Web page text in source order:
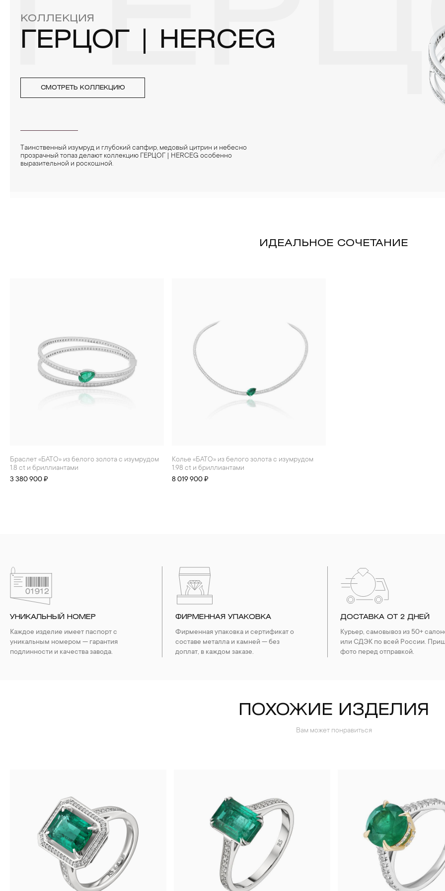
КОЛЛЕКЦИЯ
ГЕРЦОГ | HERCEG
СМОТРЕТЬ КОЛЛЕКЦИЮ
Таинственный изумруд и глубокий сапфир, медовый цитрин и небесно
прозрачный топаз делают коллекцию ГЕРЦОГ | HERCEG особенно
выразительной и роскошной.
ИДЕАЛЬНОЕ СОЧЕТАНИЕ
Браслет «БАТО» из белого золота с изумрудом
1.8 ct и бриллиантами
3 380 900 ₽
Колье «БАТО» из белого золота с изумрудом
1.98 ct и бриллиантами
8 019 900 ₽
УНИКАЛЬНЫЙ НОМЕР
Каждое изделие имеет паспорт с
уникальным номером — гарантия
подлинности и качества завода.
ФИРМЕННАЯ УПАКОВКА
Фирменная упаковка и сертификат о
составе металла и камней — без
доплат, в каждом заказе.
ДОСТАВКА ОТ 2 ДНЕЙ
Курьер, самовывоз из 50+
или СДЭК по всей России.
фото перед отправкой.
ПОХОЖИЕ ИЗДЕЛИЯ
Вам может понравиться